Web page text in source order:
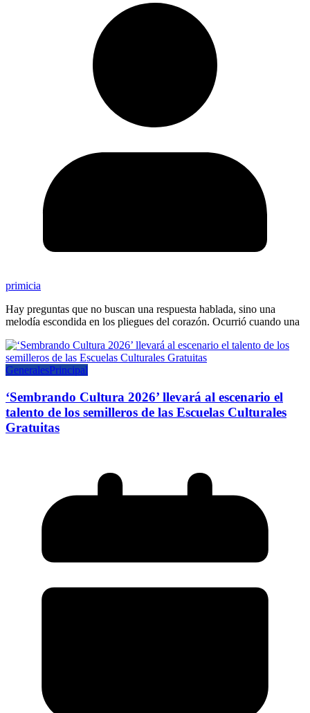
primicia
Hay preguntas que no buscan una respuesta hablada, sino una
melodía escondida en los pliegues del corazón. Ocurrió cuando una
GeneralesPrincipal
‘Sembrando Cultura 2026’ llevará al escenario el
talento de los semilleros de las Escuelas Culturales
Gratuitas